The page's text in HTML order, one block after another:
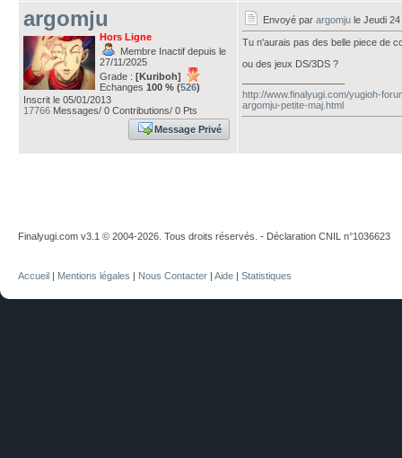
argomju
Hors Ligne
Membre Inactif depuis le
27/11/2025
Grade : [Kuriboh]
Echanges 100 % (526)
Inscrit le 05/01/2013
17766 Messages/ 0 Contributions/ 0 Pts
Message Privé
Envoyé par argomju le Jeudi
Tu n'aurais pas des belle piece de
ou des jeux DS/3DS ?
http://www.finalyugi.com/yugioh-
argomju-petite-maj.html
Finalyugi.com v3.1 © 2004-2026. Tous droits réservés. - Déclaration CNIL n°1036623
Accueil | Mentions légales | Nous Contacter | Aide | Statistiques